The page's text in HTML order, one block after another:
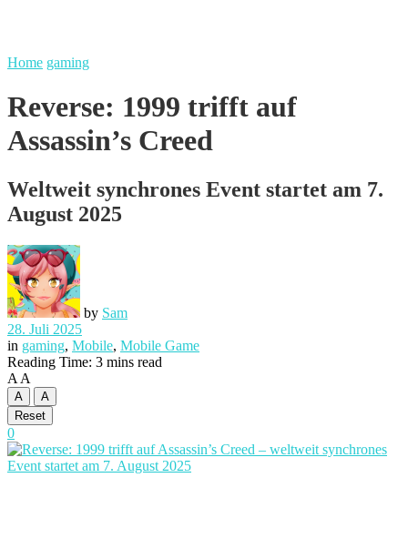
Home gaming
Reverse: 1999 trifft auf
Assassin’s Creed
Weltweit synchrones Event startet am 7.
August 2025
by Sam
28. Juli 2025
in gaming, Mobile, Mobile Game
Reading Time: 3 mins read
A A
A
A
Reset
0